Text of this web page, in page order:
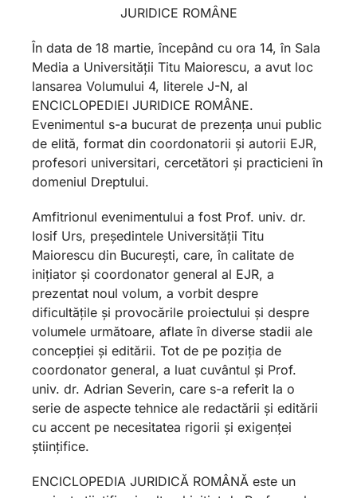
JURIDICE ROMÂNE
În data de 18 martie, începând cu ora 14, în Sala
Media a Universității Titu Maiorescu, a avut loc
lansarea Volumului 4, literele J-N, al
ENCICLOPEDIEI JURIDICE ROMÂNE.
Evenimentul s-a bucurat de prezența unui public
de elită, format din coordonatorii și autorii EJR,
profesori universitari, cercetători și practicieni în
domeniul Dreptului.
Amfitrionul evenimentului a fost Prof. univ. dr.
Iosif Urs, președintele Universității Titu
Maiorescu din București, care, în calitate de
inițiator și coordonator general al EJR, a
prezentat noul volum, a vorbit despre
dificultățile și provocările proiectului și despre
volumele următoare, aflate în diverse stadii ale
concepției și editării. Tot de pe poziția de
coordonator general, a luat cuvântul și Prof.
univ. dr. Adrian Severin, care s-a referit la o
serie de aspecte tehnice ale redactării și editării
cu accent pe necesitatea rigorii și exigenței
științifice.
ENCICLOPEDIA JURIDICĂ ROMÂNĂ este un